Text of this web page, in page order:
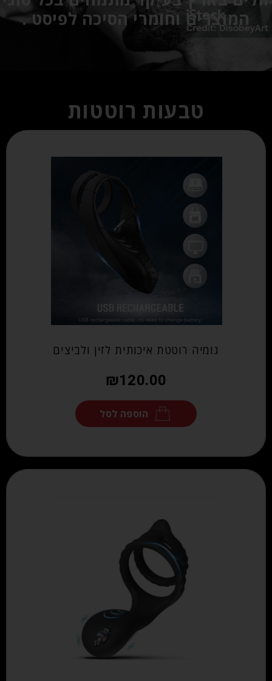
המוצרים וחומרי הסיכה לפיסט .
טבעות רוטטות
גומיה רוטטת איכותית לזין ולביצים
₪120.00
הוספה לסל